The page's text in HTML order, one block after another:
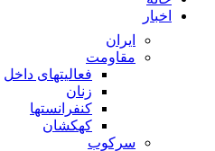
اخبار
ایران
مقاومت
فعالیتهای داخل
زنان
کنفرانستها
کهکشان
سرکوب